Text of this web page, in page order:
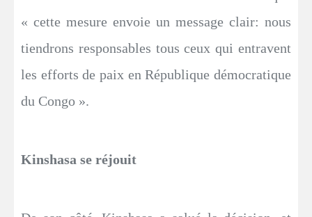
« cette mesure envoie un message clair: nous
tiendrons responsables tous ceux qui entravent
les efforts de paix en République démocratique
du Congo ».
Kinshasa se réjouit